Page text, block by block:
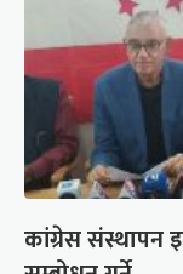
कांग्रेस संस्थापन